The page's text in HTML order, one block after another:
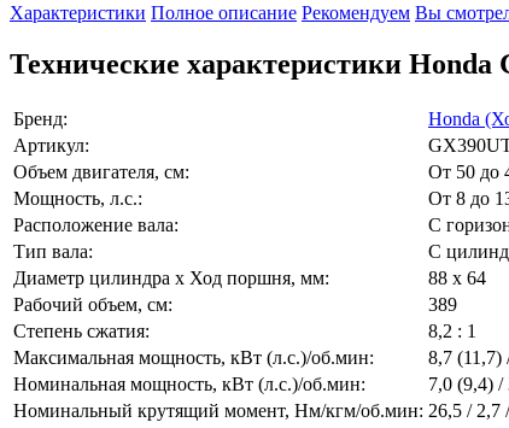
Характеристики Полное описание Рекомендуем Вы
Технические характеристики Honda
Бренд:
Honda
Артикул:
Объем двигателя, см:
От 50 до
Мощность, л.с.:
От 8 до
Расположение вала:
С
Тип вала:
С
Диаметр цилиндра x Ход поршня, мм:
88 x 64
Рабочий объем, см:
389
Степень сжатия:
8,2 : 1
Максимальная мощность, кВт (л.с.)/об.мин:
8,7 (11,7)
Номинальная мощность, кВт (л.с.)/об.мин:
7,0 (9,4) /
Номинальный крутящий момент, Нм/кгм/об.мин: 26,5 / 2,7